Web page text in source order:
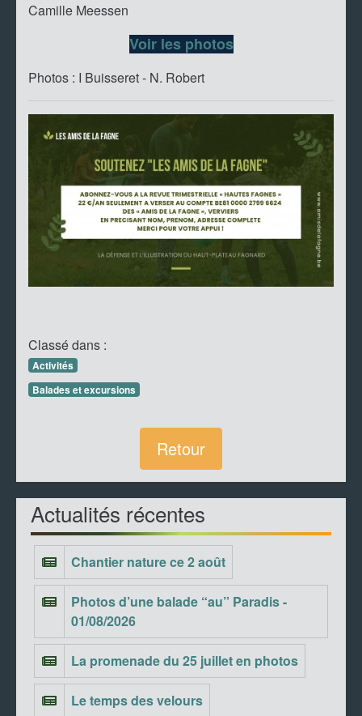
Camille Meessen
Voir les photos
Photos : I Buisseret - N. Robert
Classé dans :
Activités
Balades et excursions
Retour
Actualités récentes
Chantier nature ce 2 août
Photos d’une balade “au” Paradis -
01/08/2026
La promenade du 25 juillet en photos
Le temps des velours